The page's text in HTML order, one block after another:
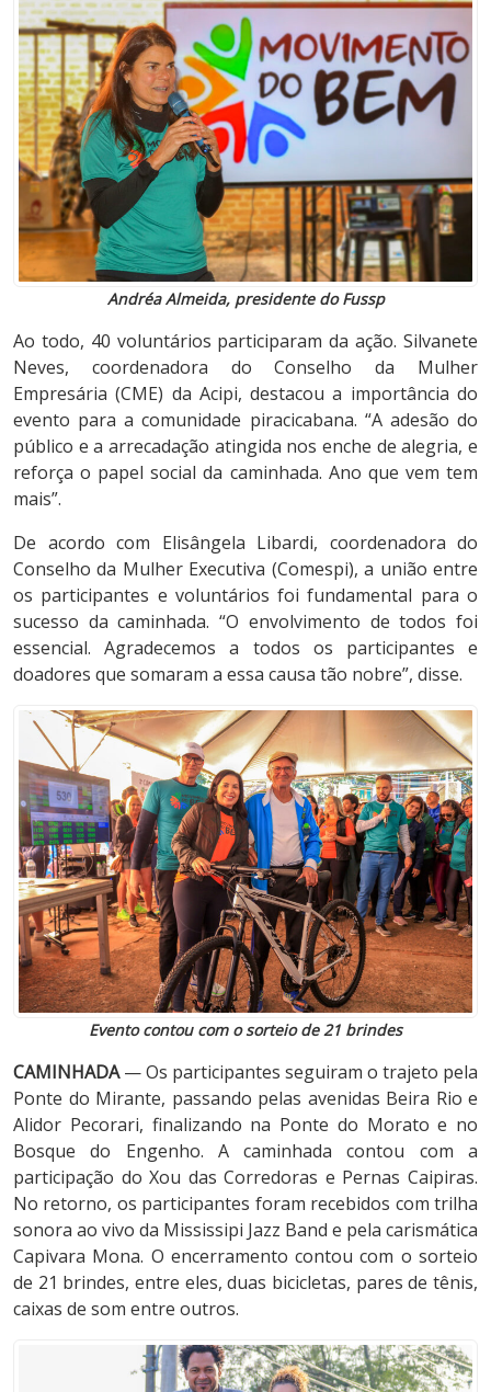
Andréa Almeida, presidente do Fussp
Ao todo, 40 voluntários participaram da ação. Silvanete
Neves, coordenadora do Conselho da Mulher
Empresária (CME) da Acipi, destacou a importância do
evento para a comunidade piracicabana. “A adesão do
público e a arrecadação atingida nos enche de alegria, e
reforça o papel social da caminhada. Ano que vem tem
mais”.
De acordo com Elisângela Libardi, coordenadora do
Conselho da Mulher Executiva (Comespi), a união entre
os participantes e voluntários foi fundamental para o
sucesso da caminhada. “O envolvimento de todos foi
essencial. Agradecemos a todos os participantes e
doadores que somaram a essa causa tão nobre”, disse.
Evento contou com o sorteio de 21 brindes
CAMINHADA— Os participantes seguiram o trajeto pela
Ponte do Mirante, passando pelas avenidas Beira Rio e
Alidor Pecorari, finalizando na Ponte do Morato e no
Bosque do Engenho. A caminhada contou com a
participação do Xou das Corredoras e Pernas Caipiras.
No retorno, os participantes foram recebidos com trilha
sonora ao vivo da Mississipi Jazz Band e pela carismática
Capivara Mona. O encerramento contou com o sorteio
de 21 brindes, entre eles, duas bicicletas, pares de tênis,
caixas de som entre outros.